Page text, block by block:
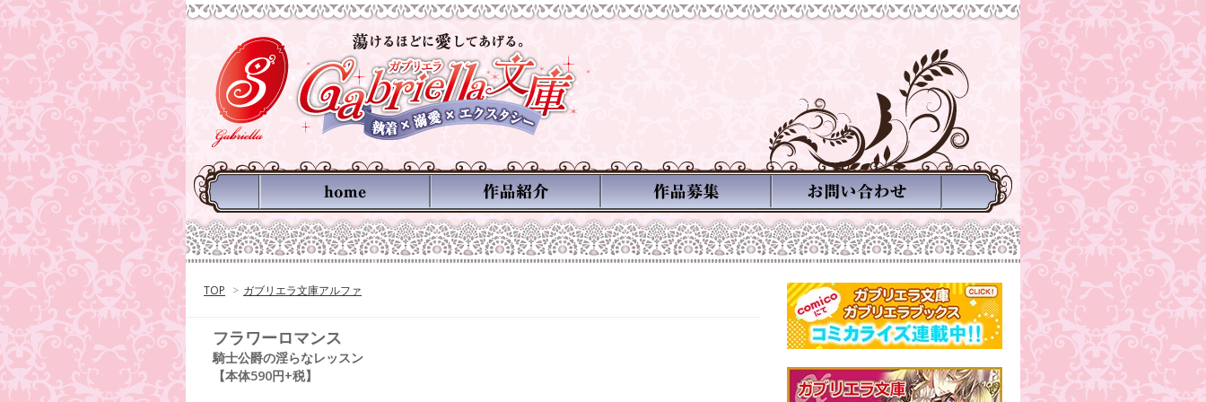
TOP > ガブリエラ文庫アルファ
フラワーロマンス
騎士公爵の淫らなレッスン
【本体590円+税】